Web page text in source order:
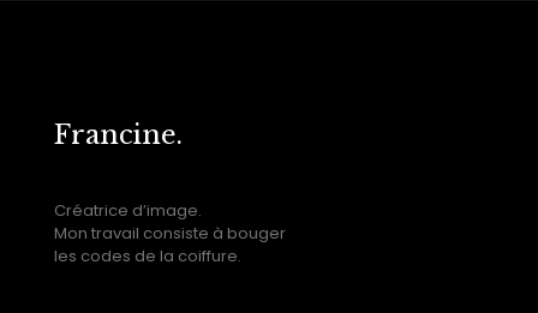
Francine.
Créatrice d’image.
Mon travail consiste à bouger
les codes de la coiffure.